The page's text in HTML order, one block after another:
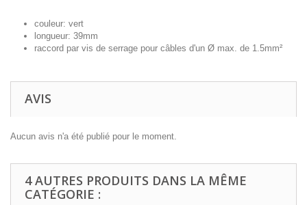
couleur: vert
longueur: 39mm
raccord par vis de serrage pour câbles d'un Ø max. de 1.5mm²
AVIS
Aucun avis n'a été publié pour le moment.
4 AUTRES PRODUITS DANS LA MÊME
CATÉGORIE :